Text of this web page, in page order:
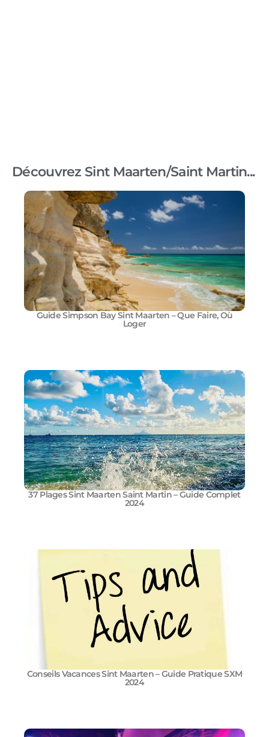
Découvrez Sint Maarten/Saint Martin...
Guide Simpson Bay Sint Maarten – Que Faire, Où
Loger
37 Plages Sint Maarten Saint Martin – Guide Complet
2024
Conseils Vacances Sint Maarten – Guide Pratique SXM
2024